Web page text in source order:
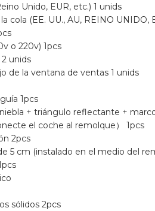
Unido, EUR, etc.) 1 unids
cola (EE. UU., AU, REINO UNIDO,
o 220v) 1pcs
unids
de la ventana de ventas 1 unids
1pcs
+ triángulo reflectante +
el coche al remolque） 1pcs
2pcs
5 cm (instalado en el medio del
sólidos 2pcs